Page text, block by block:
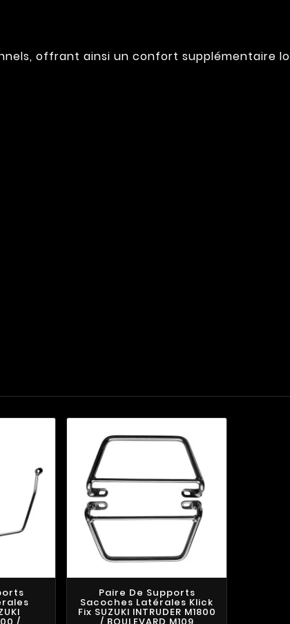
offrant ainsi un confort supplémentaire
Paire De Supports
Sacoches Latérales Klick
Fix SUZUKI INTRUDER M1800